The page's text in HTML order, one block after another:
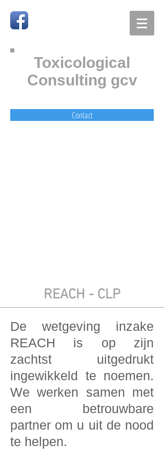
Toxicological
Consulting gcv
Contact
REACH - CLP
De wetgeving inzake
REACH is op zijn
zachtst uitgedrukt
ingewikkeld te noemen.
We werken samen met
een betrouwbare
partner om u uit de nood
te helpen.